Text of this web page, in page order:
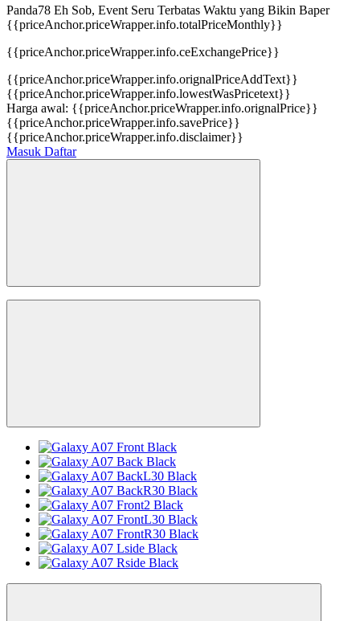
Panda78 Eh Sob, Event Seru Terbatas Waktu yang Bikin Baper
{{priceAnchor.priceWrapper.info.totalPriceMonthly}}
{{priceAnchor.priceWrapper.info.ceExchangePrice}}
{{priceAnchor.priceWrapper.info.orignalPriceAddText}}
{{priceAnchor.priceWrapper.info.lowestWasPricetext}}
Harga awal: {{priceAnchor.priceWrapper.info.orignalPrice}}
{{priceAnchor.priceWrapper.info.savePrice}}
{{priceAnchor.priceWrapper.info.disclaimer}}
Masuk Daftar